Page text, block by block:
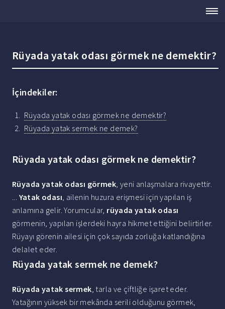
Rüyada yatak odası görmek ne demektir?
İçindekiler:
Rüyada yatak odası görmek ne demektir?
Rüyada yatak sermek ne demek?
Rüyada yatak odası görmek ne demektir?
Rüyada yatak odası görmek, yeni anlaşmalara rivayettir.
... Yatak odası, ailenin huzura erişmesi için yapılan iş
anlamına gelir. Yorumcular, rüyada yatak odası
görmenin, yapılan işlerdeki hayra hikmet ettiğini belirtirler.
Rüyayı görenin ailesi için çok sayıda zorluğa katlandığına
delalet eder.
Rüyada yatak sermek ne demek?
Rüyada yatak sermek, tarla ve çiftliğe işaret eder.
Yatağının yüksek bir mekânda serili olduğunu görmek,